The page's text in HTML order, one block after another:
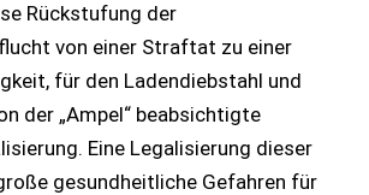
Rückstufung der
von einer Straftat zu einer
für den Ladendiebstahl und
der „Ampel“ beabsichtigte
Eine Legalisierung dieser
gesundheitliche Gefahren für